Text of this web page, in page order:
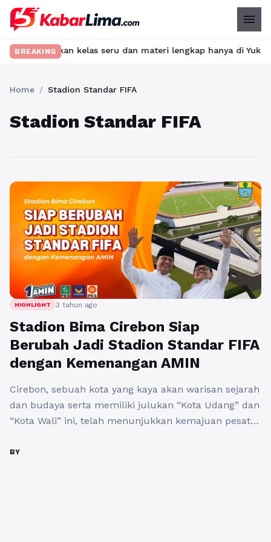
menu
BREAKINGkelas seru dan materi lengkap hanya di
Home / Stadion Standar FIFA
Stadion Standar FIFA
HIGHLIGHT 3 tahun ago
Stadion Bima Cirebon Siap
Berubah Jadi Stadion Standar FIFA
dengan Kemenangan AMIN
Cirebon, sebuah kota yang kaya akan warisan sejarah
dan budaya serta memiliki julukan “Kota Udang” dan
“Kota Wali” ini, telah menunjukkan kemajuan pesat
pertumbuhan ekonomi yang stabil, banyak yang
BY